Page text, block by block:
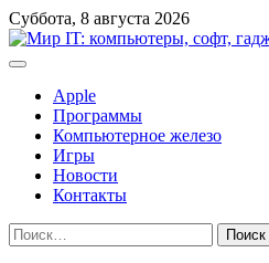
Перейти
к
содержимому
Суббота, 8 августа 2026
Apple
Программы
Компьютерное железо
Игры
Новости
Контакты
Найти: